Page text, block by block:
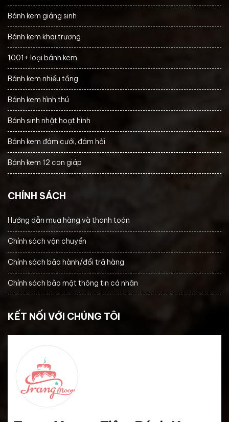
Bánh kem giáng sinh
Bánh kem khai trương
1001+ loại bánh kem
Bánh kem nhiều tầng
Bánh kem hình thú
Bánh sinh nhật hoạt hình
Bánh kem đám cưới, đám hỏi
Bánh kem 12 con giáp
CHÍNH SÁCH
Hướng dẫn mua hàng và thanh toán
Chính sách vận chuyển
Chính sách bảo hành/đổi trả hàng
Chính sách bảo mật thông tin cá nhân
KẾT NỐI VỚI CHÚNG TÔI